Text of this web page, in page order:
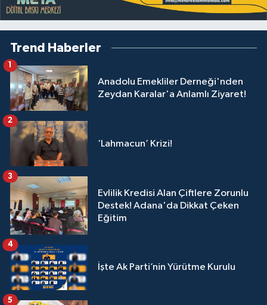
Trend Haberler
Anadolu Emekliler Derneği'nden
Zeydan Karalar'a Anlamlı Ziyaret!
1
‘Lahmacun’ Krizi!
2
Evlilik Kredisi Alan Çiftlere Zorunlu
Destek! Adana'da Dikkat Çeken
Eğitim
3
İşte Ak Parti’nin Yürütme Kurulu
4
5